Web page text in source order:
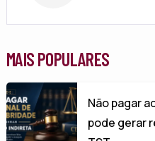
MAIS POPULARES
Não pagar
pode gerar